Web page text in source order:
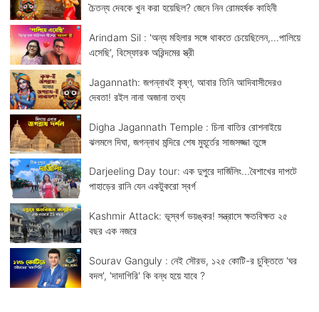
চৈতন্য দেবকে খুন করা হয়েছিল? জেনে নিন রোমহর্ষক কাহিনী
Arindam Sil : 'অন্য মহিলার সঙ্গে থাকতে চেয়েছিলেন,...পালিয়ে
এসেছি', বিস্ফোরক অরিন্দমের স্ত্রী
Jagannath: জগন্নাথই কৃষ্ণ, আবার তিনি আদিবাসীদেরও
দেবতা! রইল নানা অজানা তথ্য
Digha Jagannath Temple : চিনা বাতির রোশনাইয়ে
ঝলমলে দিঘা, জগন্নাথ মন্দিরে শেষ মুহূর্তের সাজসজ্জা তুঙ্গে
Darjeeling Day tour: এক দুপুরে দার্জিলিং...বৈশাখের দাপটে
পাহাড়ের রানি যেন একটুকরো স্বর্গ
Kashmir Attack: ভূস্বর্গ ভয়ঙ্কর! সন্ত্রাসে ক্ষতবিক্ষত ২৫
বছর এক নজরে
Sourav Ganguly : নেই সৌরভ, ১২৫ কোটি-র চুক্তিতে 'ঘর
বদল', 'দাদাগিরি' কি বন্ধ হয়ে যাবে ?